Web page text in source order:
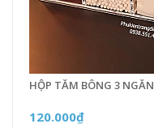
HỘP TĂM BÔNG 3 NGĂN
120.000₫